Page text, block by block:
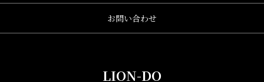
お問い合わせ
LION-DO